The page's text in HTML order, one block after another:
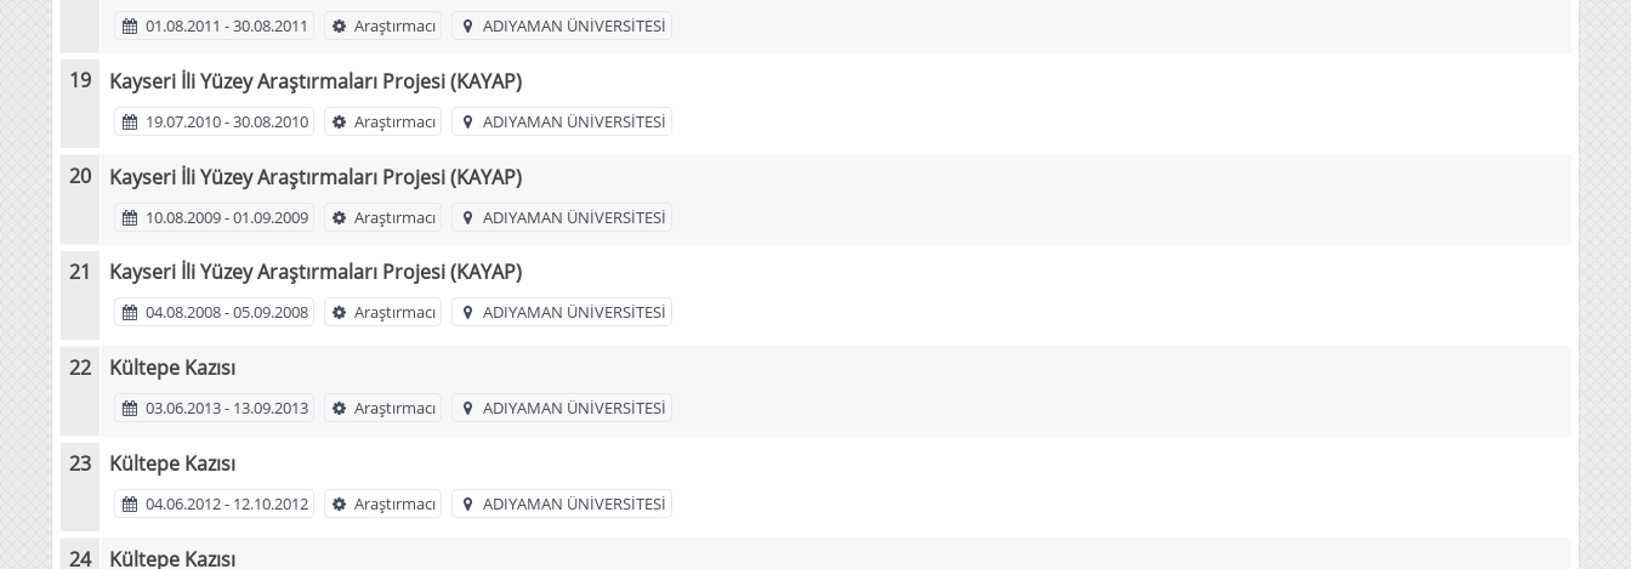
01.08.2011 - 30.08.2011 Araştırmacı ADIYAMAN ÜNİVERSİTESİ
Kayseri İli Yüzey Araştırmaları Projesi (KAYAP)
19.07.2010 - 30.08.2010 Araştırmacı ADIYAMAN ÜNİVERSİTESİ
Kayseri İli Yüzey Araştırmaları Projesi (KAYAP)
10.08.2009 - 01.09.2009 Araştırmacı ADIYAMAN ÜNİVERSİTESİ
Kayseri İli Yüzey Araştırmaları Projesi (KAYAP)
04.08.2008 - 05.09.2008 Araştırmacı ADIYAMAN ÜNİVERSİTESİ
Kültepe Kazısı
03.06.2013 - 13.09.2013 Araştırmacı ADIYAMAN ÜNİVERSİTESİ
Kültepe Kazısı
04.06.2012 - 12.10.2012 Araştırmacı ADIYAMAN ÜNİVERSİTESİ
Kültepe Kazısı